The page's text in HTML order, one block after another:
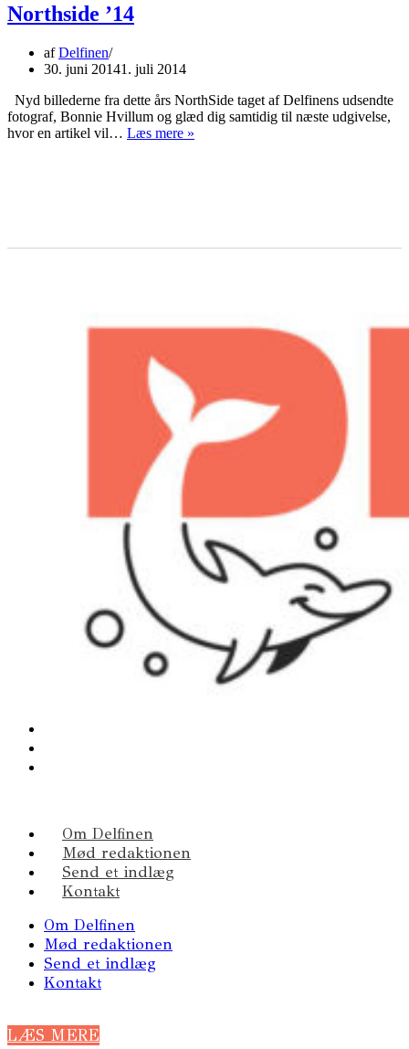
Northside ’14
afDelfinen
30. juni 20141. juli 2014
Nyd billederne fra dette års NorthSide taget af Delfinens udsendte
fotograf, Bonnie Hvillum og glæd dig samtidig til næste udgivelse,
hvor en artikel vil… Læs mere »
Om Delfinen
Mød redaktionen
Send et indlæg
Kontakt
Om Delfinen
Mød redaktionen
Send et indlæg
Kontakt
LÆS MERE